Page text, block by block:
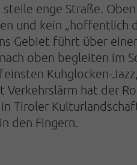
enge Straße.
und kein „hoffentlich
Gebiet führt über
oben begleiten im
Kuhglocken-
hat der
Tiroler
den Fingern.